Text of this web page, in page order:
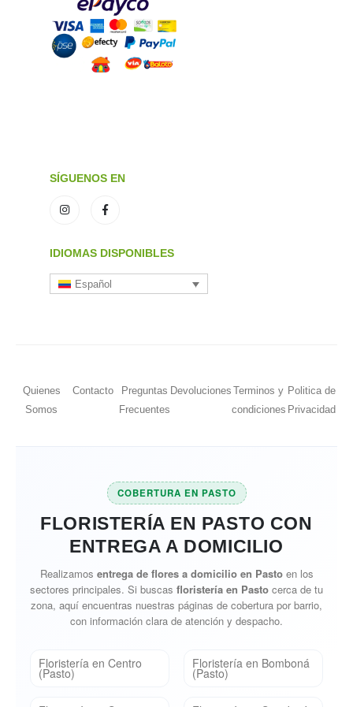
SÍGUENOS EN
IDIOMAS DISPONIBLES
Español
Quienes
Somos
Contacto
Preguntas
Frecuentes
Devoluciones Terminos y
condiciones
Politica de
Privacidad
COBERTURA EN PASTO
FLORISTERÍA EN PASTO CON
ENTREGA A DOMICILIO
Realizamos entrega de flores a domicilio en Pastoen los
sectores principales. Si buscas floristería en Pasto cerca de tu
zona, aquí encuentras nuestras páginas de cobertura por barrio,
con información clara de atención y despacho.
Floristería en Centro
(Pasto)
Floristería en Bomboná
(Pasto)